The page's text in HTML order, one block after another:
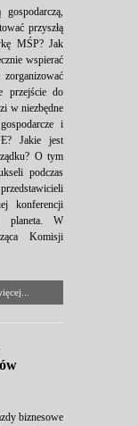
przyszłą
MŚP? Jak
wspierać
przejście do
w niezbędne
i
Jakie jest
O tym
podczas
konferencji
planeta. W
Komisji
biznesowe